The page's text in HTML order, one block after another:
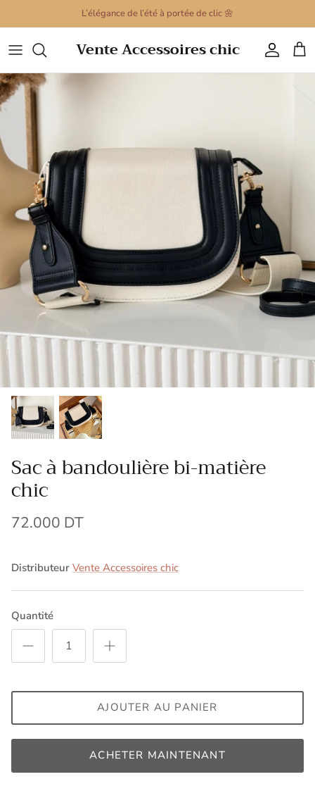
au
contenu
L’élégance de l’été à portée de clic 🌼
Vente Accessoires chic
Sacs à main
Porte clé
Colliers
Bracelets
Barrettes Cheveux
Boucles d'oreilles
Montres pour femmes
Montre pour hommes
Sac à bandoulière bi-matière
chic
72.000 DT
Distributeur Vente Accessoires chic
Quantité
AJOUTER AU PANIER
ACHETER MAINTENANT